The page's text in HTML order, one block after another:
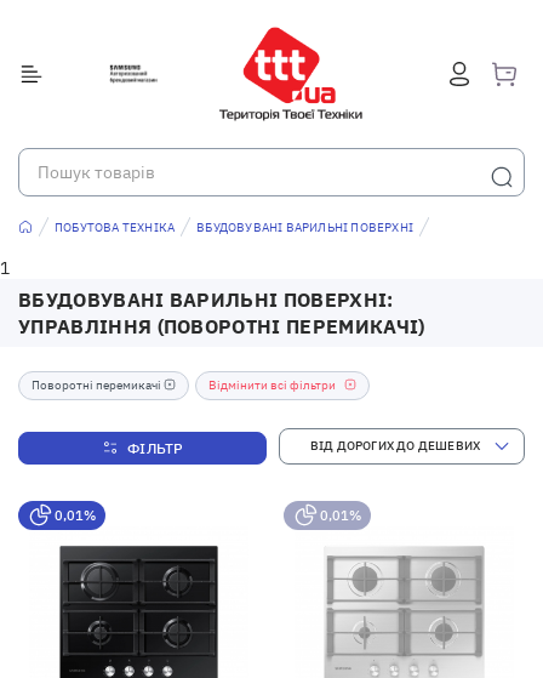
ПОБУТОВА ТЕХНІКА ВБУДОВУВАНІ ВАРИЛЬНІ ПОВЕРХНІ
1
ВБУДОВУВАНІ ВАРИЛЬНІ ПОВЕРХНІ:
УПРАВЛІННЯ (ПОВОРОТНІ ПЕРЕМИКАЧІ)
0,01% 0,01%
Поворотні перемикачі Відмінити всі фільтри
ФІЛЬТР